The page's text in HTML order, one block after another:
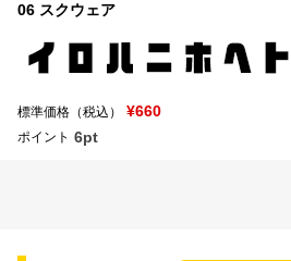
06 スクウェア
標準価格（税込） ¥660
ポイント 6pt